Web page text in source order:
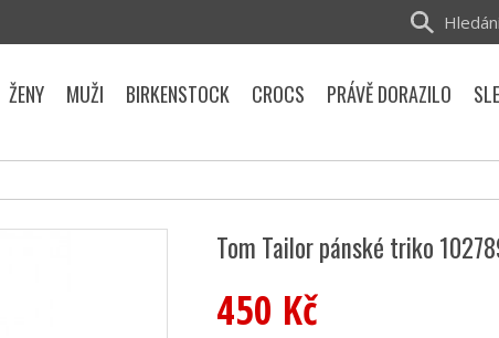
Tom Tailor pánské triko
450 Kč
ŽENY MUŽI BIRKENSTOCK CROCS PRÁVĚ DORAZILO